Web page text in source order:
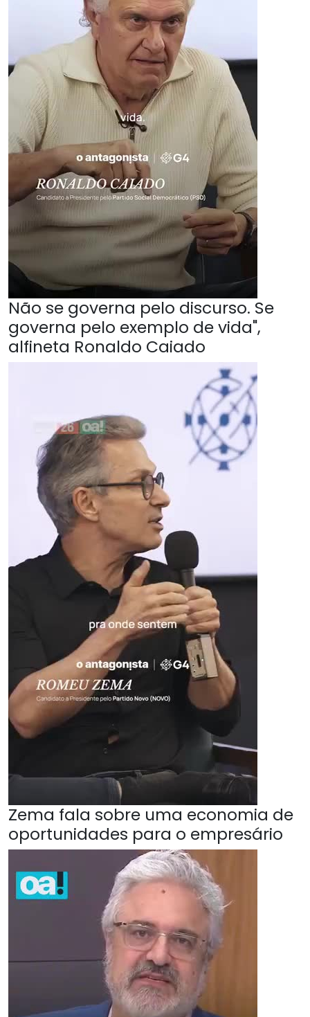
Não se governa pelo discurso. Se
governa pelo exemplo de vida",
alfineta Ronaldo Caiado
Zema fala sobre uma economia de
oportunidades para o empresário